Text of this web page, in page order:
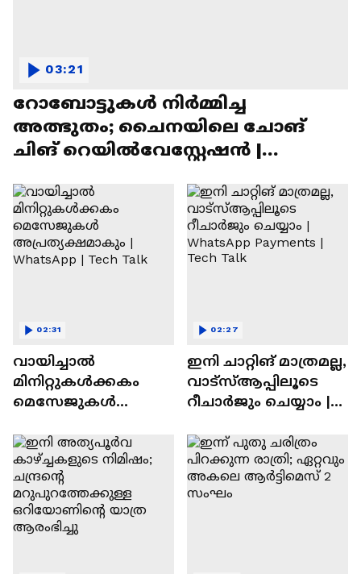
റോബോട്ടുകൾ നിർമ്മിച്ച
അത്ഭുതം; ചൈനയിലെ ചോങ്
ചിങ് റെയിൽവേസ്റ്റേഷൻ |
03:21
വായിച്ചാൽ
മിനിറ്റുകൾക്കകം
മെസേജുകള്‍
WhatsApp | Tech Talk
02:31
ഇനി ചാറ്റിങ് മാത്രമല്ല,
വാട്‌സ്‌ആപ്പിലൂടെ
റീചാർജും ചെയ്യാം |
Tech Talk
02:27